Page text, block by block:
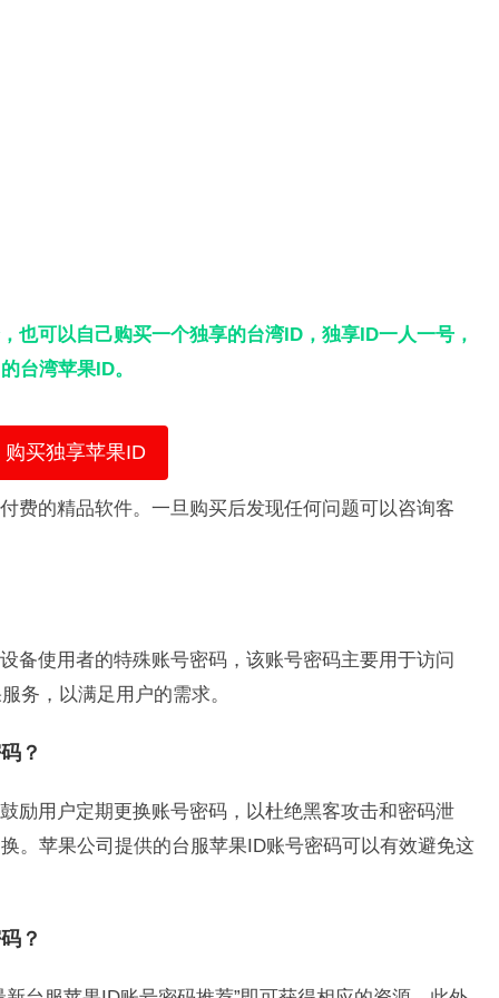
也可以自己购买一个独享的台湾ID，独享ID一人一号，
台湾苹果ID。
购买独享苹果ID
费的精品软件。一旦购买后发现任何问题可以咨询客
备使用者的特殊账号密码，该账号密码主要用于访问
务，以满足用户的需求。
？
励用户定期更换账号密码，以杜绝黑客攻击和密码泄
。苹果公司提供的台服苹果ID账号密码可以有效避免这
？